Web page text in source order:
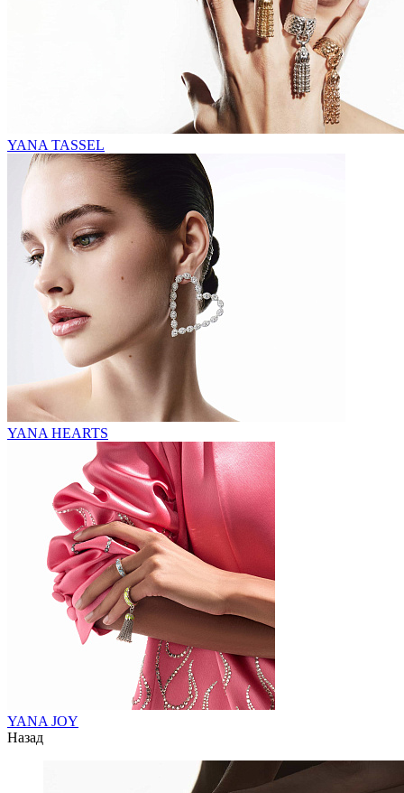
YANA TASSEL
YANA HEARTS
YANA JOY
Назад